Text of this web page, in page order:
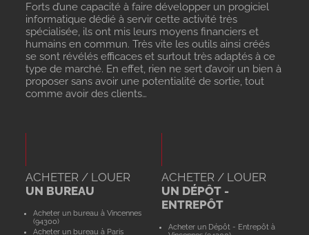
Forts d’une capacité à faire développer un progiciel
informatique dédié à servir cette activité très
spécialisée, ils ont mis leurs moyens financiers et
humains en commun. Très vite les outils ainsi créés
se sont révélés efficaces et surtout très adaptés à ce
type de marché. En effet, rien ne sert d’avoir un bien à
proposer sans avoir une potentialité de sortie, tout
comme avoir des clients…
ACHETER / LOUER
UN BUREAU
Acheter un bureau à Vincennes
(94300)
Acheter un bureau à Paris
ACHETER / LOUER
UN DÉPÔT -
ENTREPÔT
Acheter un Dépôt - Entrepôt à